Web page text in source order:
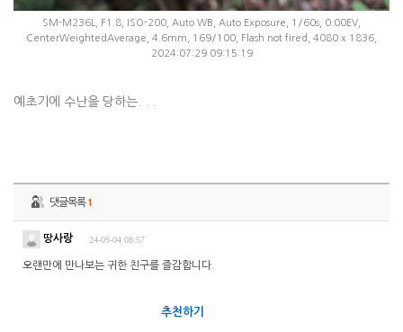
SM-M236L, F1.8, ISO-200, Auto WB, Auto Exposure, 1/60s, 0.00EV,
CenterWeightedAverage, 4.6mm, 169/100, Flash not fired, 4080 x 1836,
2024:07:29 09:15:19
예초기에 수난을 당하는. . .
댓글목록1
땅사랑 24-09-04 08:57
오랜만에 만나보는 귀한 친구를 즐감합니다.
추천하기